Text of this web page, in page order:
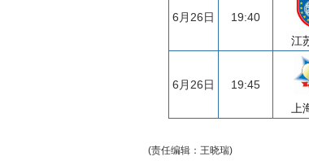
6月26日
19:40
江
6月26日
19:45
上
(责任编辑：王晓瑞)